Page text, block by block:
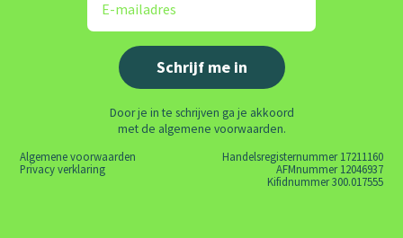
Door je in te schrijven ga je akkoord
met de algemene voorwaarden.
Algemene voorwaarden
Privacy verklaring
Handelsregisternummer 17211160
AFMnummer 12046937
Kifidnummer 300.017555